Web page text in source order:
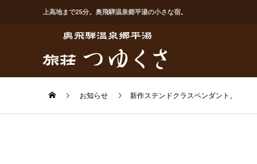
上高地まで25分。奥飛騨温泉郷平湯の小さな宿。
お知らせ 新作ステンドクラスペンダント。